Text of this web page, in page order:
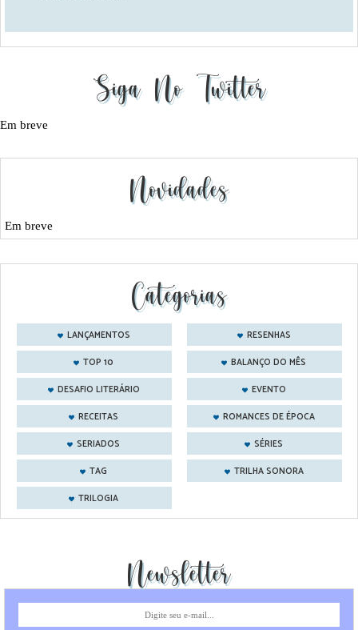
Siga No Twitter
Em breve
Novidades
Em breve
Categorias
LANÇAMENTOS
RESENHAS
TOP 10
BALANÇO DO MÊS
DESAFIO LITERÁRIO
EVENTO
RECEITAS
ROMANCES DE ÉPOCA
SERIADOS
SÉRIES
TAG
TRILHA SONORA
TRILOGIA
Newsletter